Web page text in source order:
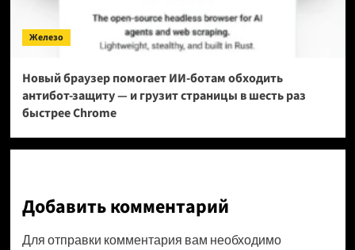
Железо
Новый браузер помогает ИИ-ботам обходить
антибот-защиту — и грузит страницы в шесть раз
быстрее Chrome
Добавить комментарий
Для отправки комментария вам необходимо